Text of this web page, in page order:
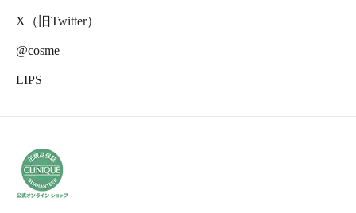
X（旧Twitter）
@cosme
LIPS